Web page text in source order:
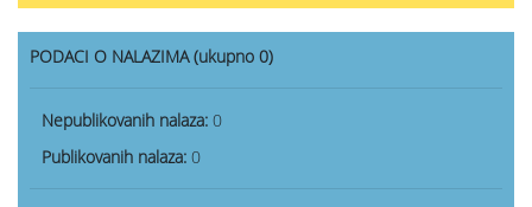
PODACI O NALAZIMA (ukupno 0)
Nepublikovanih nalaza: 0
Publikovanih nalaza: 0